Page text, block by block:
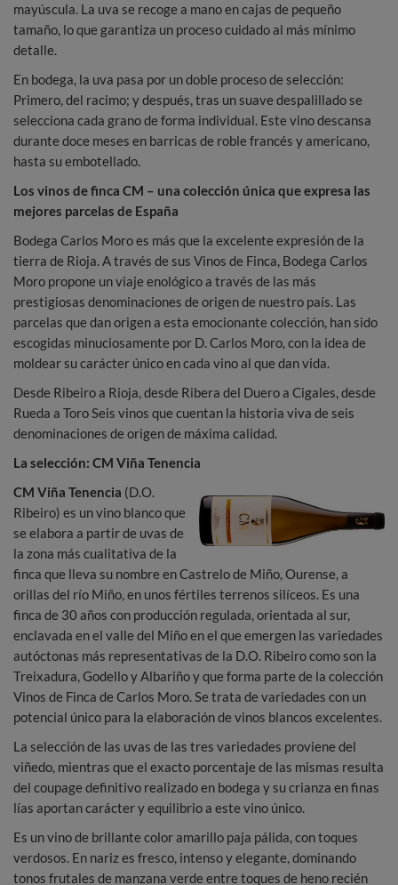
mayúscula. La uva se recoge a mano en cajas de pequeño
tamaño, lo que garantiza un proceso cuidado al más mínimo
detalle.
En bodega, la uva pasa por un doble proceso de selección:
Primero, del racimo; y después, tras un suave despalillado se
selecciona cada grano de forma individual. Este vino descansa
durante doce meses en barricas de roble francés y americano,
hasta su embotellado.
Los vinos de finca CM – una colección única que expresa las
mejores parcelas de España
Bodega Carlos Moro es más que la excelente expresión de la
tierra de Rioja. A través de sus Vinos de Finca, Bodega Carlos
Moro propone un viaje enológico a través de las más
prestigiosas denominaciones de origen de nuestro país. Las
parcelas que dan origen a esta emocionante colección, han sido
escogidas minuciosamente por D. Carlos Moro, con la idea de
moldear su carácter único en cada vino al que dan vida.
Desde Ribeiro a Rioja, desde Ribera del Duero a Cigales, desde
Rueda a Toro Seis vinos que cuentan la historia viva de seis
denominaciones de origen de máxima calidad.
La selección: CM Viña Tenencia
CM Viña Tenencia (D.O.
Ribeiro) es un vino blanco que
se elabora a partir de uvas de
la zona más cualitativa de la
finca que lleva su nombre en Castrelo de Miño, Ourense, a
orillas del río Miño, en unos fértiles terrenos silíceos. Es una
finca de 30 años con producción regulada, orientada al sur,
enclavada en el valle del Miño en el que emergen las variedades
autóctonas más representativas de la D.O. Ribeiro como son la
Treixadura, Godello y Albariño y que forma parte de la colección
Vinos de Finca de Carlos Moro. Se trata de variedades con un
potencial único para la elaboración de vinos blancos excelentes.
La selección de las uvas de las tres variedades proviene del
viñedo, mientras que el exacto porcentaje de las mismas resulta
del coupage definitivo realizado en bodega y su crianza en finas
lías aportan carácter y equilibrio a este vino único.
Es un vino de brillante color amarillo paja pálida, con toques
verdosos. En nariz es fresco, intenso y elegante, dominando
tonos frutales de manzana verde entre toques de heno recién